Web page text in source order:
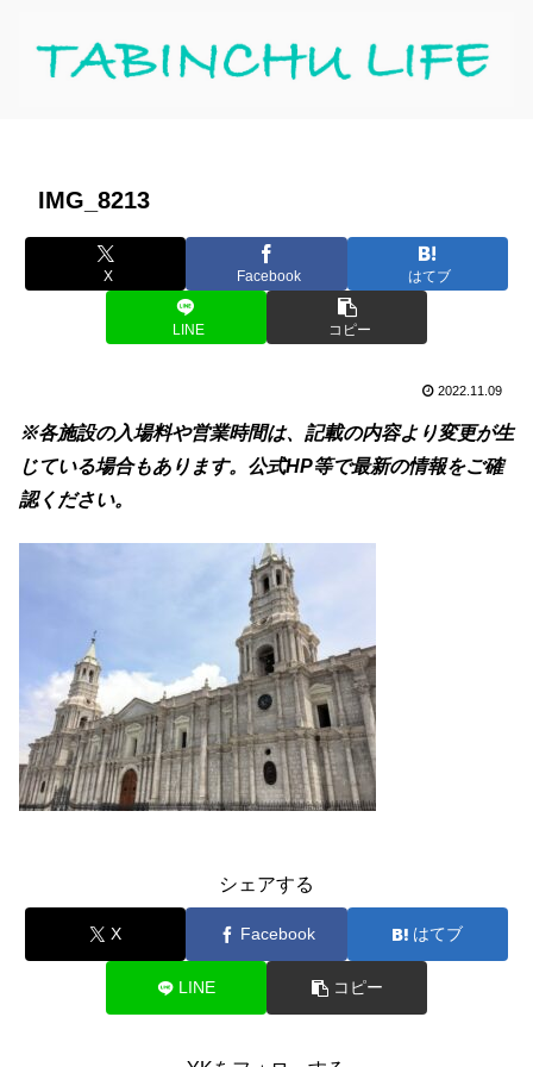
IMG_8213
X Facebook はてブ
LINE コピー
2022.11.09
※各施設の入場料や営業時間は、記載の内容より変更が生
じている場合もあります。公式HP等で最新の情報をご確
認ください。
シェアする
X Facebook はてブ
LINE コピー